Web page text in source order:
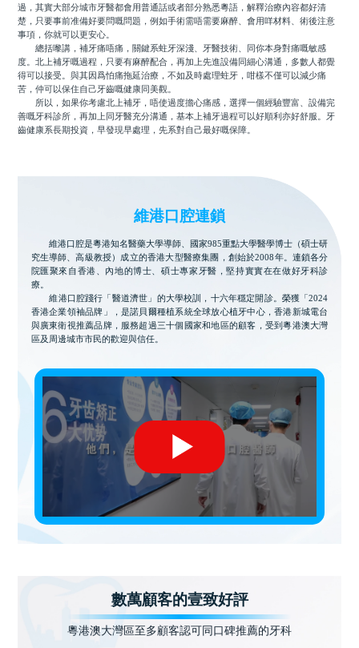
過，其實大部分城市牙醫都會用普通話或者部分熟悉粵語，解釋治療內容都好清
楚，只要事前准備好要問嘅問題，例如手術需唔需要麻醉、會用咩材料、術後注意
事項，你就可以更安心。
總括嚟講，補牙痛唔痛，關鍵系蛀牙深淺、牙醫技術、同你本身對痛嘅敏感
度。北上補牙嘅過程，只要有麻醉配合，再加上先進設備同細心溝通，多數人都覺
得可以接受。與其因爲怕痛拖延治療，不如及時處理蛀牙，咁樣不僅可以減少痛
苦，仲可以保住自己牙齒嘅健康同美觀。
所以，如果你考慮北上補牙，唔使過度擔心痛感，選擇一個經驗豐富、設備完
善嘅牙科診所，再加上同牙醫充分溝通，基本上補牙過程可以好順利亦好舒服。牙
齒健康系長期投資，早發現早處理，先系對自己最好嘅保障。
維港口腔連鎖
維港口腔是粵港知名醫藥大學導師、國家985重點大學醫學博士（碩士研
究生導師、高級教授）成立的香港大型醫療集團，創始於2008年。連鎖各分
院匯聚來自香港、內地的博士、碩士專家牙醫，堅持實實在在做好牙科診
療。
維港口腔踐行「醫道濟世」的大學校訓，十六年穩定開診。榮獲「2024
香港企業領袖品牌」，是諾貝爾種植系統全球放心植牙中心，香港新城電台
與廣東衛視推薦品牌，服務超過三十個國家和地區的顧客，受到粵港澳大灣
區及周邊城市市民的歡迎與信任。
數萬顧客的壹致好評
粵港澳大灣區至多顧客認可同口碑推薦的牙科